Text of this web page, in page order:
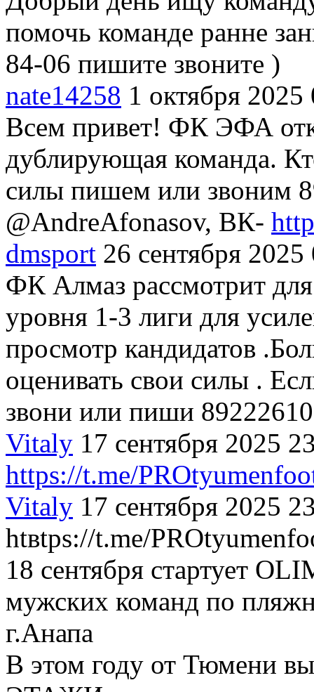
помочь команде ранне
84-06 пишите звоните )
nate14258 1 октября 2025
Всем привет! ФК ЭФА
дублирующая команда.
силы пишем или звоним
@AndreAfonasov, ВК-
dmsport 26 сентября
ФК Алмаз рассмотрит для
уровня 1-3 лиги для
просмотр кандидатов
оценивать свои силы .
звони или пиши
Vitaly 17 сентября 2025
https://t.me/
Vitaly 17 сентября 2025
htвtps://t.me/
18 сентября стартует
мужских команд по
г.Анапа
В этом году от Тюмени